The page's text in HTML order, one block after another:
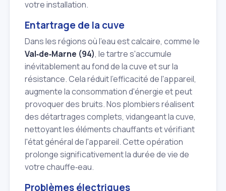
votre installation.
Entartrage de la cuve
Dans les régions où l'eau est calcaire, comme le
Val‑de‑Marne (94), le tartre s'accumule
inévitablement au fond de la cuve et sur la
résistance. Cela réduit l'efficacité de l'appareil,
augmente la consommation d'énergie et peut
provoquer des bruits. Nos plombiers réalisent
des détartrages complets, vidangeant la cuve,
nettoyant les éléments chauffants et vérifiant
l'état général de l'appareil. Cette opération
prolonge significativement la durée de vie de
votre chauffe‑eau.
Problèmes électriques